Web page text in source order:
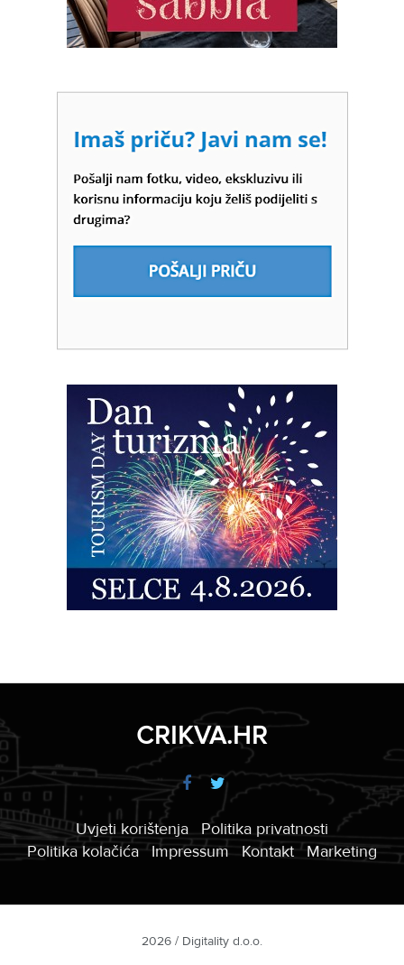
CRIKVA.HR
Uvjeti korištenja
Politika privatnosti
Politika kolačića
Impressum Kontakt Marketing
2026 / Digitality d.o.o.